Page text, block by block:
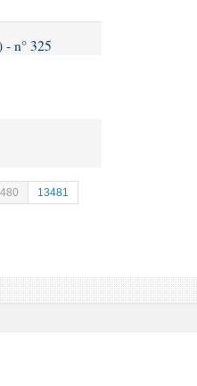
- n° 325
13481